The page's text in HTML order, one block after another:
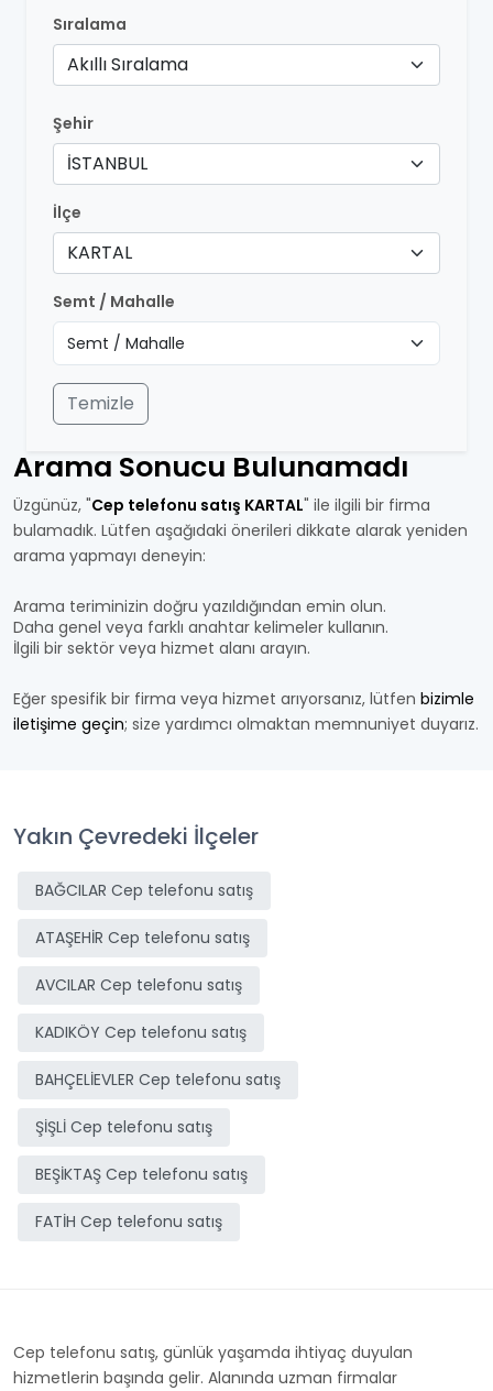
Sıralama
Akıllı Sıralama
Şehir
İSTANBUL
İlçe
KARTAL
Semt / Mahalle
Temizle
Arama Sonucu Bulunamadı
Üzgünüz, "Cep telefonu satış KARTAL" ile ilgili bir firma
bulamadık. Lütfen aşağıdaki önerileri dikkate alarak yeniden
arama yapmayı deneyin:
Arama teriminizin doğru yazıldığından emin olun.
Daha genel veya farklı anahtar kelimeler kullanın.
İlgili bir sektör veya hizmet alanı arayın.
Eğer spesifik bir firma veya hizmet arıyorsanız, lütfen bizimle
iletişime geçin; size yardımcı olmaktan memnuniyet duyarız.
Yakın Çevredeki İlçeler
BAĞCILAR Cep telefonu satış
ATAŞEHİR Cep telefonu satış
AVCILAR Cep telefonu satış
KADIKÖY Cep telefonu satış
BAHÇELİEVLER Cep telefonu satış
ŞİŞLİ Cep telefonu satış
BEŞİKTAŞ Cep telefonu satış
FATİH Cep telefonu satış
Cep telefonu satış, günlük yaşamda ihtiyaç duyulan
hizmetlerin başında gelir. Alanında uzman firmalar